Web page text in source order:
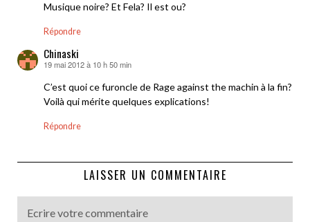
Musique noire? Et Fela? Il est ou?
Répondre
Chinaski
dit :
19 mai 2012 à 10 h 50 min
C’est quoi ce furoncle de Rage against the machin à la fin?
Voilà qui mérite quelques explications!
Répondre
LAISSER UN COMMENTAIRE